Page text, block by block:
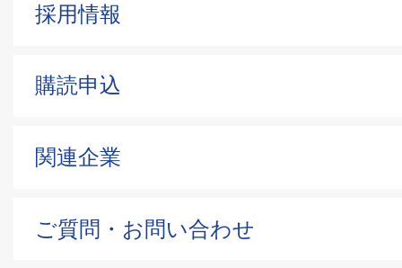
採用情報
購読申込
関連企業
ご質問・お問い合わせ